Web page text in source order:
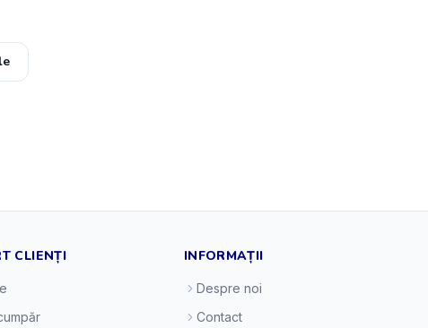
CLIENȚI INFORMAȚII
Despre noi
Contact